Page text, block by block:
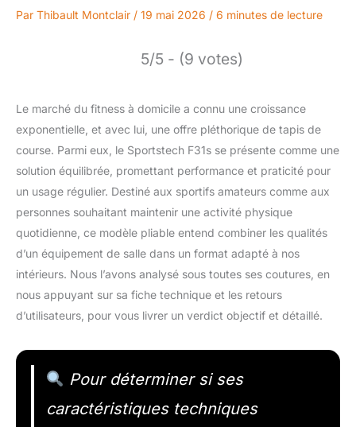
Par Thibault Montclair / 19 mai 2026 / 6 minutes de lecture
5/5 - (9 votes)
Le marché du fitness à domicile a connu une croissance
exponentielle, et avec lui, une offre pléthorique de tapis de
course. Parmi eux, le Sportstech F31s se présente comme une
solution équilibrée, promettant performance et praticité pour
un usage régulier. Destiné aux sportifs amateurs comme aux
personnes souhaitant maintenir une activité physique
quotidienne, ce modèle pliable entend combiner les qualités
d’un équipement de salle dans un format adapté à nos
intérieurs. Nous l’avons analysé sous toutes ses coutures, en
nous appuyant sur sa fiche technique et les retours
d’utilisateurs, pour vous livrer un verdict objectif et détaillé.
Pour déterminer si ses
caractéristiques techniques